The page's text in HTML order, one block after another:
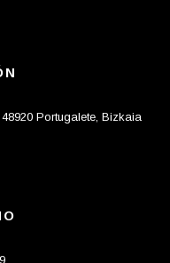
Portugalete, Bizkaia